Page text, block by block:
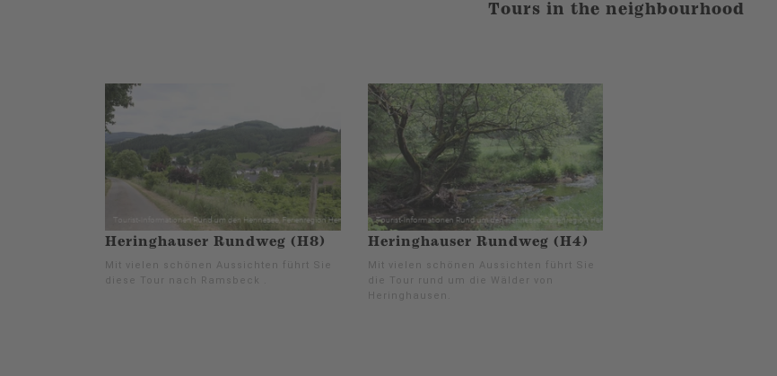
Tours in the neighbourhood
Heringhauser Rundweg (H8)
Mit vielen schönen Aussichten führt Sie
diese Tour nach Ramsbeck .
Heringhauser Rundweg (H4)
Mit vielen schönen Aussichten führt Sie
die Tour rund um die Wälder von
Heringhausen.